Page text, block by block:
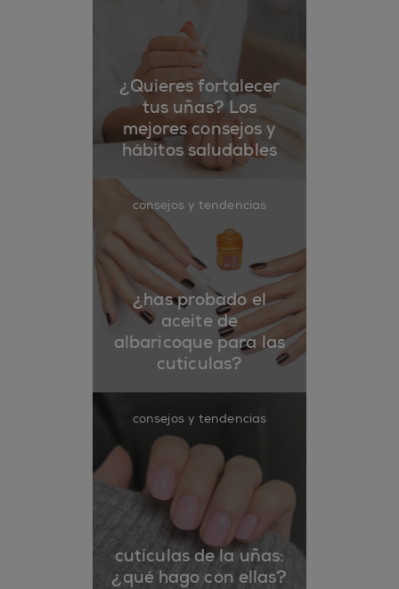
¿Quieres fortalecer
tus uñas? Los
mejores consejos y
hábitos saludables
consejos y tendencias
¿has probado el
aceite de
albaricoque para las
cutículas?
consejos y tendencias
cutículas de la uñas:
¿qué hago con ellas?